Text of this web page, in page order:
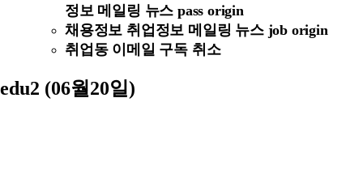
정보 메일링 뉴스 pass origin
채용정보 취업정보 메일링 뉴스 job origin
취업동 이메일 구독 취소
edu2 (06월20일)